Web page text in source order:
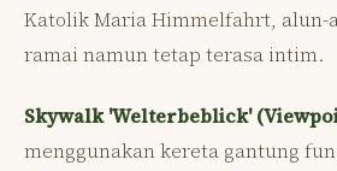
Katolik Maria Himmelfahrt, alun-
ramai namun tetap terasa intim.
Skywalk 'Welterbeblick'
menggunakan kereta gantung